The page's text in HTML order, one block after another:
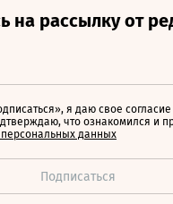
я даю свое
что ознакомился и
данных